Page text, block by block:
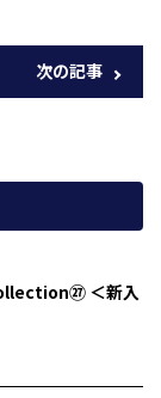
次の記事
㉗ ＜新入